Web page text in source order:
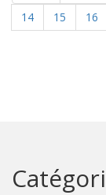
14
15 16